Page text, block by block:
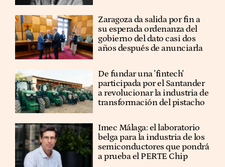
Zaragoza da salida por fin a
su esperada ordenanza del
gobierno del dato casi dos
años después de anunciarla
De fundar una 'fintech'
participada por el Santander
a revolucionar la industria de
transformación del pistacho
Imec Málaga: el laboratorio
belga para la industria de los
semiconductores que pondrá
a prueba el PERTE Chip